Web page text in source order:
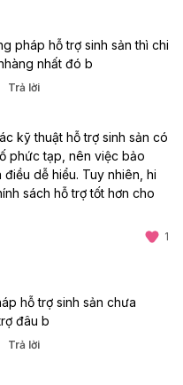
pháp hỗ trợ sinh sản thì chi
nhất đó b
Trả lời
kỹ thuật hỗ trợ sinh sản có
phức tạp, nên việc bảo
dễ hiểu. Tuy nhiên, hi
sách hỗ trợ tốt hơn cho
1
hỗ trợ sinh sản chưa
đâu b
Trả lời